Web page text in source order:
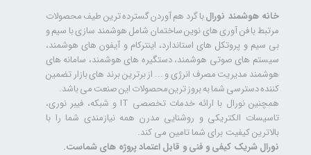
خانه هوشمند نورالبا گرد هم آوردن گسترده ترین طیف محصولات
مرتبط با فن آوری های نوین ساختمان شامل هوشمند سازی با سیم و
بی سیم و پروتکل های استاندارد، اینترکام و آیفون های هوشمند،
سیستم های صوتی هوشمند، دستگیره های هوشمند، سامانه های
هوشمند مدیریت مصرف انرژی و ... از برترین برند های بازار تضمین
کننده دسترسی شما به بروز ترین محصولات این صنعت می باشد.
همچنین نورال با ارائه خدمات تخصصی IT و شبکه، فیبر نوری،
تاسیسات الکتریکی و روشنایی مدرن همه نیازمندی شما را با
بالاترین کیفیت برای شما تامین می کند.
نورال شریک کیفی و فنی و قابل اعتماد پروژه های شماست.